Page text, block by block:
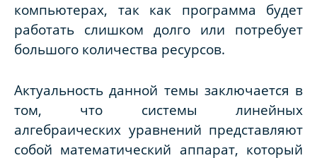
компьютерах, так как программа будет
работать слишком долго или потребует
большого количества ресурсов.
Актуальность данной темы заключается в
том, что системы линейных
алгебраических уравнений представляют
собой математический аппарат, который